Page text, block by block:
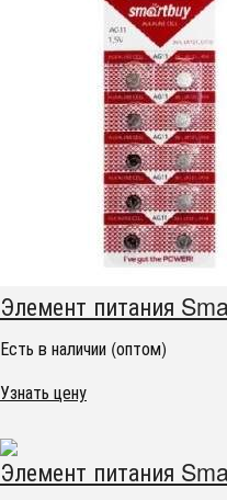
Элемент питания
Есть в наличии (оптом)
Узнать цену
Элемент питания